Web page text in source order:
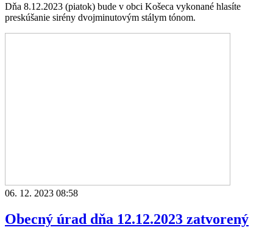
Dňa 8.12.2023 (piatok) bude v obci Košeca vykonané hlasíte
preskúšanie sirény dvojminutovým stálym tónom.
06. 12. 2023 08:58
Obecný úrad dňa 12.12.2023 zatvorený